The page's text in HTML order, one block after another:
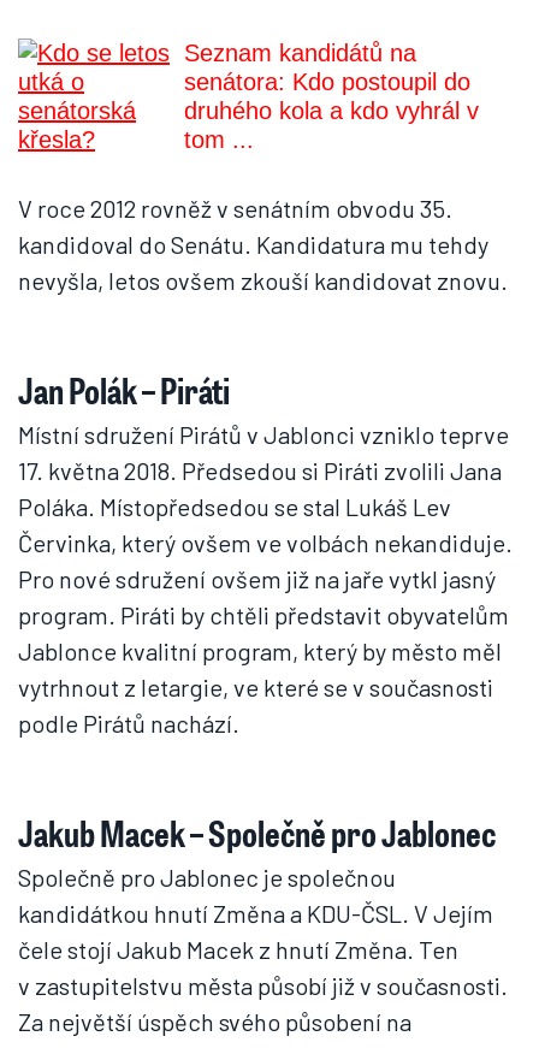
Seznam kandidátů na
senátora: Kdo postoupil do
druhého kola a kdo vyhrál v
tom ...
V roce 2012 rovněž v senátním obvodu 35.
kandidoval do Senátu. Kandidatura mu tehdy
nevyšla, letos ovšem zkouší kandidovat znovu.
Jan Polák – Piráti
Místní sdružení Pirátů v Jablonci vzniklo teprve
17. května 2018. Předsedou si Piráti zvolili Jana
Poláka. Místopředsedou se stal Lukáš Lev
Červinka, který ovšem ve volbách nekandiduje.
Pro nové sdružení ovšem již na jaře vytkl jasný
program. Piráti by chtěli představit obyvatelům
Jablonce kvalitní program, který by město měl
vytrhnout z letargie, ve které se v současnosti
podle Pirátů nachází.
Jakub Macek – Společně pro Jablonec
Společně pro Jablonec je společnou
kandidátkou hnutí Změna a KDU-ČSL. V Jejím
čele stojí Jakub Macek z hnutí Změna. Ten
v zastupitelstvu města působí již v současnosti.
Za největší úspěch svého působení na